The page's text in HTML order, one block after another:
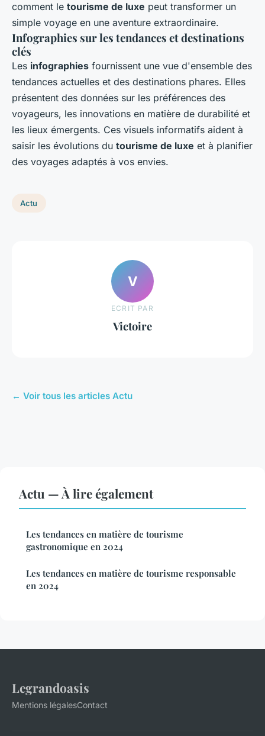
comment le tourisme de luxe peut transformer un
simple voyage en une aventure extraordinaire.
Infographies sur les tendances et destinations
clés
Les infographies fournissent une vue d'ensemble des
tendances actuelles et des destinations phares. Elles
présentent des données sur les préférences des
voyageurs, les innovations en matière de durabilité et
les lieux émergents. Ces visuels informatifs aident à
saisir les évolutions du tourisme de luxe et à planifier
des voyages adaptés à vos envies.
Actu
V
ECRIT PAR
Victoire
← Voir tous les articles Actu
Actu — À lire également
Les tendances en matière de tourisme
gastronomique en 2024
Les tendances en matière de tourisme responsable
en 2024
Legrandoasis
Mentions légalesContact